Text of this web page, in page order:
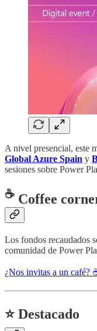
A nivel presencial, este
Global Azure Spain y
sesiones sobre Power
☕ Coffee
Los fondos recaudados
comunidad de Power
¿Nos invitas a un café?
⭐ Destacado